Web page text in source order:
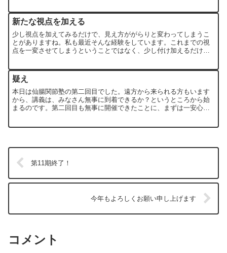
新たな視点を加える
少し視点を加えてみるだけで、見え方ががらりと変わってしまうこ
とがありますね。私も最近そんな経験をしています。これまでの視
点を一変させてしまうということではなく、少し付け加えるだけ
疑え
本日は仙腸関節塾の第二回目でした。遠方から来られる方もいます
から、講義は、みなさん無事に到着できるか？というところから始
まるのです。第二回目も無事に開催できたことに、まずは一安心。
第11期終了！
今年もよろしくお願い申し上げます
コメント